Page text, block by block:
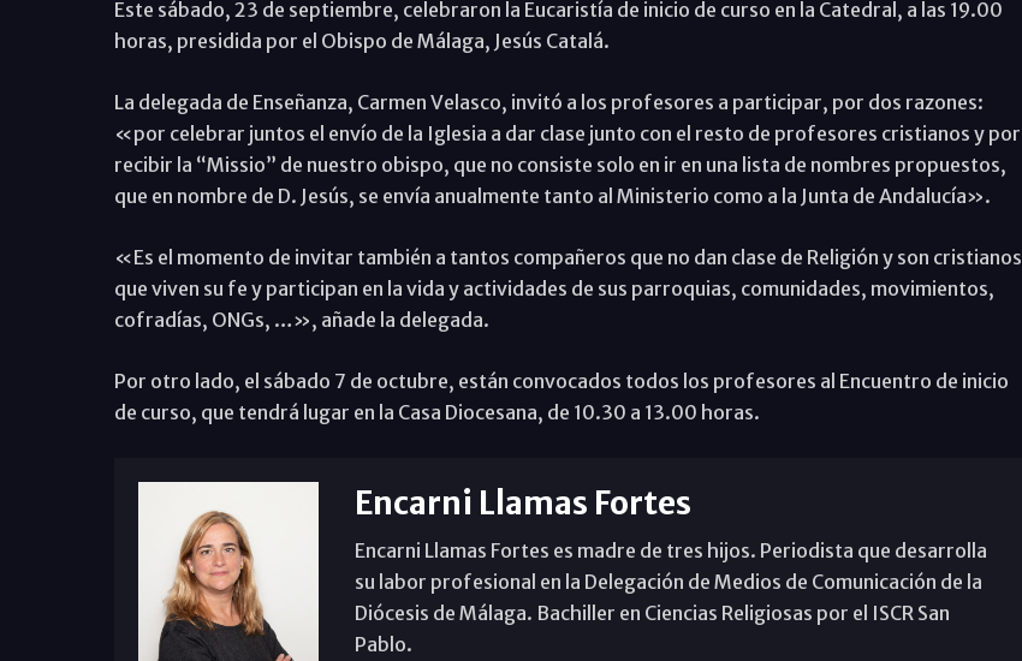
Este sábado, 23 de septiembre, celebraron la Eucaristía de inicio de curso en la Catedral, a las 19.00
horas, presidida por el Obispo de Málaga, Jesús Catalá.
La delegada de Enseñanza, Carmen Velasco, invitó a los profesores a participar, por dos razones:
«por celebrar juntos el envío de la Iglesia a dar clase junto con el resto de profesores cristianos y por
recibir la “Missio” de nuestro obispo, que no consiste solo en ir en una lista de nombres propuestos,
que en nombre de D. Jesús, se envía anualmente tanto al Ministerio como a la Junta de Andalucía».
«Es el momento de invitar también a tantos compañeros que no dan clase de Religión y son cristianos
que viven su fe y participan en la vida y actividades de sus parroquias, comunidades, movimientos,
cofradías, ONGs, …», añade la delegada.
Por otro lado, el sábado 7 de octubre, están convocados todos los profesores al Encuentro de inicio
de curso, que tendrá lugar en la Casa Diocesana, de 10.30 a 13.00 horas.
Encarni Llamas Fortes
Encarni Llamas Fortes es madre de tres hijos. Periodista que desarrolla
su labor profesional en la Delegación de Medios de Comunicación de la
Diócesis de Málaga. Bachiller en Ciencias Religiosas por el ISCR San
Pablo.